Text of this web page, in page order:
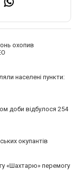
охопив
населені пункти:
доби відбулося 254
окупантів
«Шахтарю» перемогу